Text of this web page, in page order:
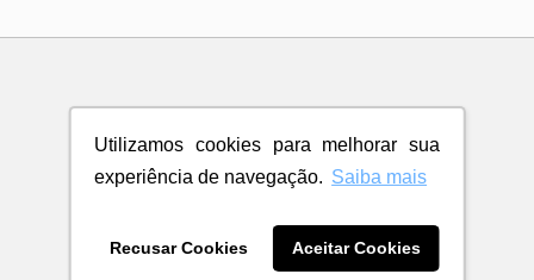
Utilizamos cookies para melhorar sua
experiência de navegação. Saiba mais
Recusar Cookies Aceitar Cookies